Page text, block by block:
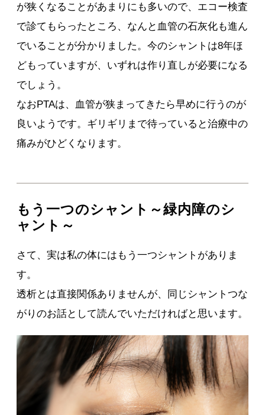
が狭くなることがあまりにも多いので、エコー検査
で診てもらったところ、なんと血管の石灰化も進ん
でいることが分かりました。今のシャントは8年ほ
どもっていますが、いずれは作り直しが必要になる
でしょう。
なおPTAは、血管が狭まってきたら早めに行うのが
良いようです。ギリギリまで待っていると治療中の
痛みがひどくなります。
もう一つのシャント～緑内障のシ
ャント～
さて、実は私の体にはもう一つシャントがありま
す。
透析とは直接関係ありませんが、同じシャントつな
がりのお話として読んでいただければと思います。